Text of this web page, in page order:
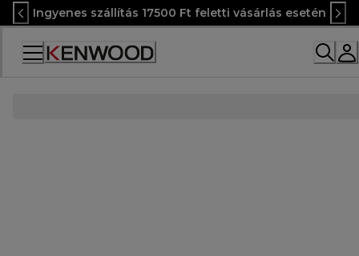
Skip
to
Content
Ingyenes szállítás 17500 Ft feletti vásárlás esetén
Accessibility